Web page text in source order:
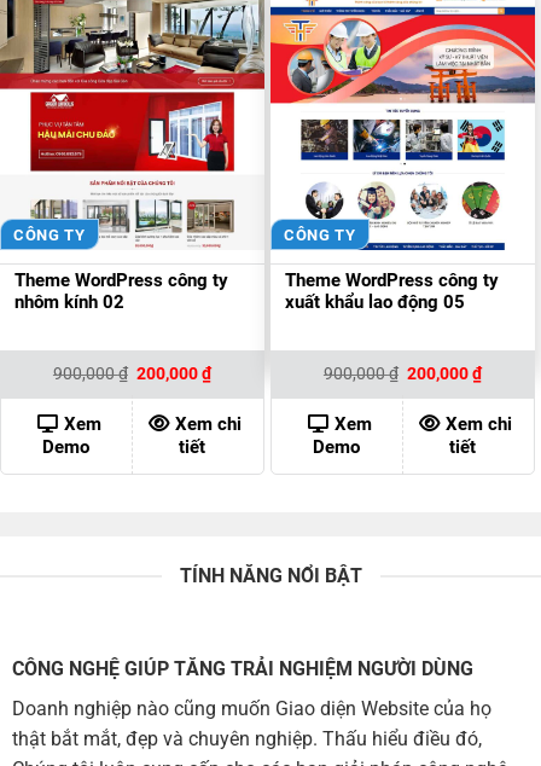
CÔNG TY
Theme WordPress công ty
nhôm kính 02
900,000₫ Giá
gốc
là:
900,000 ₫.
200,000₫Giá
hiện
tại
là:
200,000 ₫.
Xem
Demo
Xem chi
tiết
CÔNG TY
Theme WordPress công ty
xuất khẩu lao động 05
900,000₫ Giá
gốc
là:
900,000 ₫.
200,000₫Giá
hiện
tại
là:
Xem
Demo
Xem chi
tiết
TÍNH NĂNG NỔI BẬT
CÔNG NGHỆ GIÚP TĂNG TRẢI NGHIỆM NGƯỜI DÙNG
Doanh nghiệp nào cũng muốn Giao diện Website của họ
thật bắt mắt, đẹp và chuyên nghiệp. Thấu hiểu điều đó,